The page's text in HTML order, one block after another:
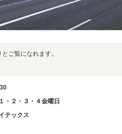
ご覧になれます。
２・３・４金曜日
テックス